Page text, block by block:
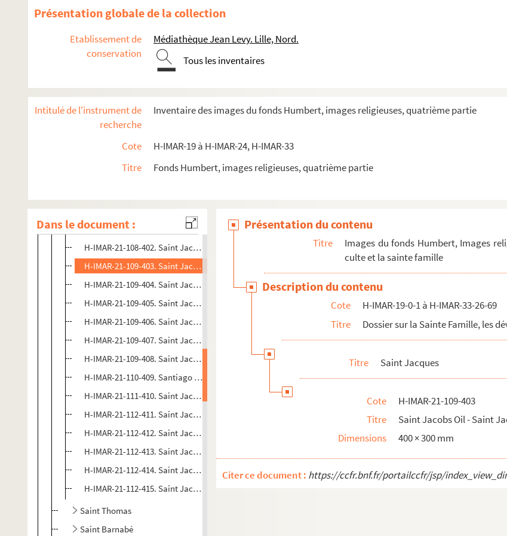
Présentation globale de la collection
Etablissement de
conservation
Médiathèque Jean Levy. Lille, Nord.
Tous les inventaires
Intitulé de l'instrument de
recherche
Inventaire des images du fonds Humbert, images religieuses, quatrième partie
Cote
H-IMAR-19 à H-IMAR-24, H-IMAR-33
Titre
Fonds Humbert, images religieuses, quatrième partie
Dans le document :
H-IMAR-21-105-389. Saint Jacques…
H-IMAR-21-106-391. Saint Jacobus major - Saint Jacques
H-IMAR-21-106-392. Saint Jacobus major - Saint Jacques
H-IMAR-21-106-394. Saint Jacobus major - Saint Jacques
H-IMAR-21-106-395. Saint Jacobus major - Saint Jacques
H-IMAR-21-106-397. Saint Jacobus major - Saint Jacques
H-IMAR-21-106-398. Saint Jacobus major - Saint Jacques
H-IMAR-21-106-400. Saint Jacobus major - Saint Jacques
H-IMAR-21-107-401. Saint Jacobus major - Saint Jacques
H-IMAR-21-108-402. Saint Jacques, apôtre de l'Espérance, patron des pélerins
H-IMAR-21-109-403. Saint Jacobs Oil - Saint Jacques
H-IMAR-21-109-404. Saint Jacobs Oil - Saint Jacques
H-IMAR-21-109-405. Saint Jacobs Oil - Saint Jacques
H-IMAR-21-109-406. Saint Jacobs Oil - Saint Jacques
H-IMAR-21-109-407. Saint Jacobs Oil - Saint Jacques
H-IMAR-21-109-408. Saint Jacobs Oil - Saint Jacques
H-IMAR-21-110-409. Santiago - Saint Jaime
H-IMAR-21-111-410. Saint Jacques le Majeur, apôtre, patron de l'Espagne
H-IMAR-21-112-411. Saint Jacques le Majeur
H-IMAR-21-112-412. Saint Jacques le Majeur
H-IMAR-21-112-413. Saint Jacques le Majeur
H-IMAR-21-112-414. Saint Jacques le Majeur
H-IMAR-21-112-415. Saint Jacques le Majeur
Saint Thomas
Saint Barnabé
Présentation du contenu
Titre
Images du fonds Humbert, Images
culte et la sainte famille
Description du contenu
Cote
H-IMAR-19-0-1 à H-IMAR-33-26-69
Titre
Dossier sur la Sainte Famille, les
Titre Saint Jacques
Cote
H-IMAR-21-109-403
Titre
Saint Jacobs Oil - Saint
Dimensions
400 × 300 mm
Citer ce document : https://ccfr.bnf.fr/portailccfr/jsp/